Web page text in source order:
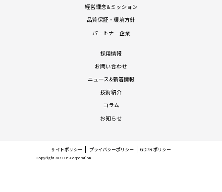
経営理念&ミッション
品質保証・環境方針
パートナー企業
採用情報
お問い合わせ
ニュース&新着情報
技術紹介
コラム
お知らせ
Copyright 2021 CIS Corporation
サイトポリシー プライバシーポリシー GDPR ポリシー